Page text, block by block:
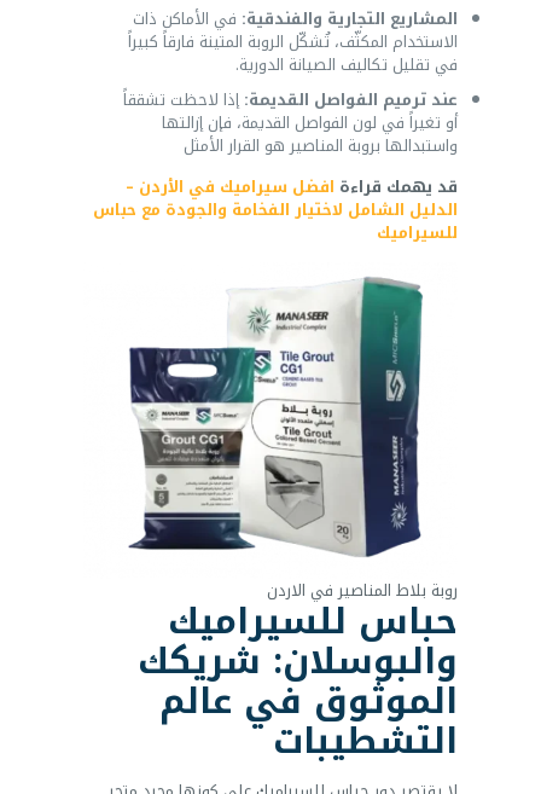
المشاريع التجارية والفندقية: في الأماكن ذات
الاستخدام المكثّف، تُشكّل الروبة المتينة فارقاً كبيراً
في تقليل تكاليف الصيانة الدورية.
عند ترميم الفواصل القديمة: إذا لاحظت تشققاً
أو تغيراً في لون الفواصل القديمة، فإن إزالتها
واستبدالها بروبة المناصير هو القرار الأمثل
قد يهمك قراءة افضل سيراميك في الأردن –
الدليل الشامل لاختيار الفخامة والجودة مع حباس
للسيراميك
روبة بلاط المناصير في الاردن
حباس للسيراميك
والبوسلان: شريكك
الموثوق في عالم
التشطيبات